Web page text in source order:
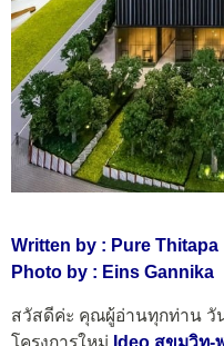
Written by : Pure Thitapa
Photo by : Eins Gannika
สวัสดีค่ะ คุณผู้อ่านทุกท่าน วั